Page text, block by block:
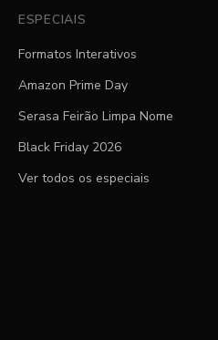
ESPECIAIS
Formatos Interativos
Amazon Prime Day
Serasa Feirão Limpa Nome
Black Friday 2026
Ver todos os especiais